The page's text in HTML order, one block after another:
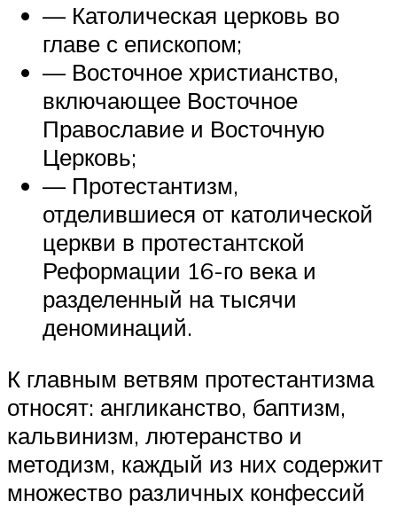
— Католическая церковь во
главе с епископом;
— Восточное христианство,
включающее Восточное
Православие и Восточную
Церковь;
— Протестантизм,
отделившиеся от католической
церкви в протестантской
Реформации 16-го века и
разделенный на тысячи
деноминаций.
К главным ветвям протестантизма
относят: англиканство, баптизм,
кальвинизм, лютеранство и
методизм, каждый из них содержит
множество различных конфессий